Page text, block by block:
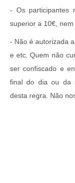
- Os participantes
superior a 10€,
- Não é autorizada
e etc. Quem não
ser confiscado e
final do dia ou da
desta regra. Não